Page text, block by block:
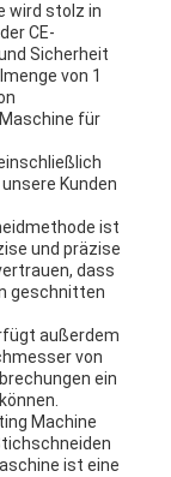
wird stolz in
CE-
Sicherheit
von 1
für
Kunden
ist
und präzise
dass
geschnitten
außerdem
von
ein
Machine
ist eine